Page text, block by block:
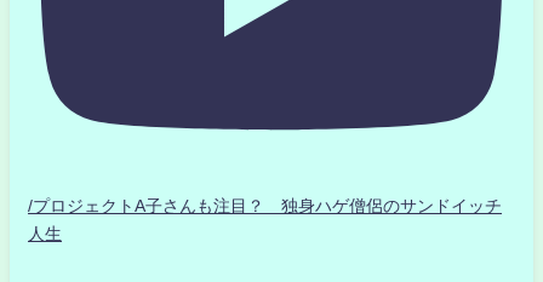
/プロジェクトA子さんも注目？ 独身ハゲ僧侶のサンドイッチ
人生